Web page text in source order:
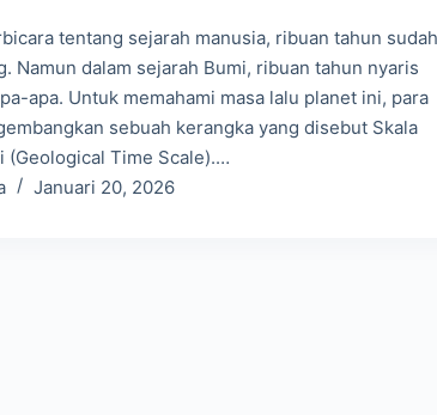
tentang sejarah manusia, ribuan tahun sudah
Namun dalam sejarah Bumi, ribuan tahun nyaris
apa. Untuk memahami masa lalu planet ini, para
sebuah kerangka yang disebut Skala
(Geological Time Scale).…
Januari 20, 2026